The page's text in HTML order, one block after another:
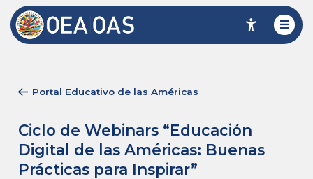
Portal Educativo de las Américas
Ciclo de Webinars “Educación
Digital de las Américas: Buenas
Prácticas para Inspirar”